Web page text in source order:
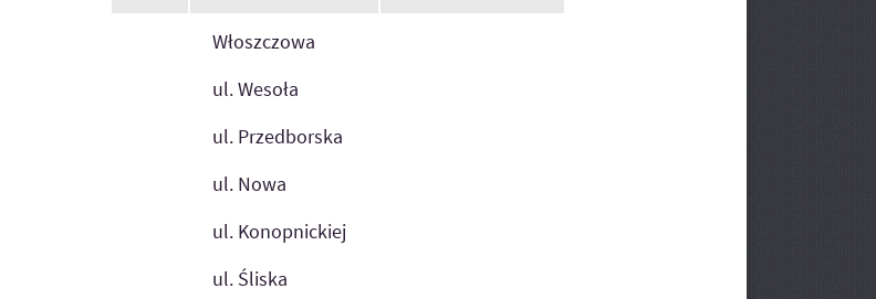
Włoszczowa
ul. Wesoła
ul. Przedborska
ul. Nowa
ul. Konopnickiej
ul. Śliska